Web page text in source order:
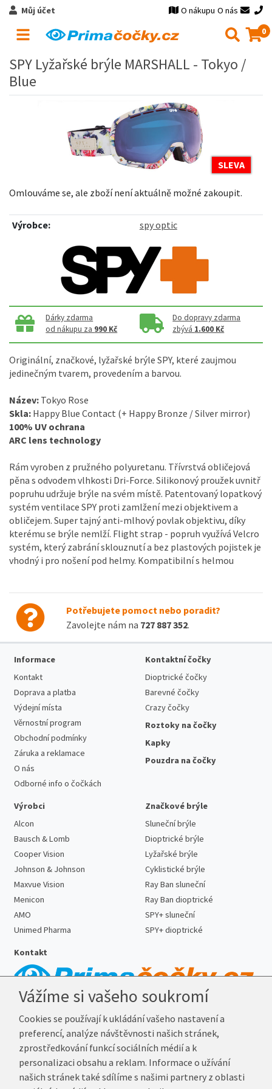
Můj účet O nákupu O nás
0
SPY Lyžařské brýle MARSHALL - Tokyo /
Blue
SLEVA
Omlouváme se, ale zboží není aktuálně možné zakoupit.
Výrobce: spy optic
Dárky zdarma
od nákupu za 990 Kč
Do dopravy zdarma
zbývá 1.600 Kč
Originální, značkové, lyžařské brýle SPY, které zaujmou
jedinečným tvarem, provedením a barvou.
Název: Tokyo Rose
Skla: Happy Blue Contact (+ Happy Bronze / Silver mirror)
100% UV ochrana
ARC lens technology
Rám vyroben z pružného polyuretanu. Třívrstvá obličejová
pěna s odvodem vlhkosti Dri-Force. Silikonový proužek uvnitř
popruhu udržuje brýle na svém místě. Patentovaný lopatkový
systém ventilace SPY proti zamlžení mezi objektivem a
obličejem. Super tajný anti-mlhový povlak objektivu, díky
kterému se brýle nemlží. Flight strap - popruh využívá Velcro
systém, který zabrání sklouznutí a bez plastových pojistek je
vhodný i pro nošení pod helmy. Kompatibilní s helmou
Potřebujete pomoct nebo poradit?
Zavolejte nám na 727 887 352.
Informace
Kontakt
Doprava a platba
Výdejní místa
Věrnostní program
Obchodní podmínky
Záruka a reklamace
O nás
Odborné info o čočkách
Kontaktní čočky
Dioptrické čočky
Barevné čočky
Crazy čočky
Roztoky na čočky
Kapky
Pouzdra na čočky
Výrobci
Alcon
Bausch & Lomb
Cooper Vision
Johnson & Johnson
Maxvue Vision
Menicon
AMO
Unimed Pharma
Značkové brýle
Sluneční brýle
Dioptrické brýle
Lyžařské brýle
Cyklistické brýle
Ray Ban sluneční
Ray Ban dioptrické
SPY+ sluneční
SPY+ dioptrické
Kontakt
E-mail:info@prima-cocky.cz
Reklamační adresa
Andrea Votavová
Revoluční 1017
290 01 Poděbrady
Vážíme si vašeho soukromí
Cookies se používají k ukládání vašeho nastavení a
preferencí, analýze návštěvnosti našich stránek,
zprostředkování funkcí sociálních médií a k
personalizaci obsahu a reklam. Informace o užívání
našich stránek také sdílíme s našimi partnery z oblasti